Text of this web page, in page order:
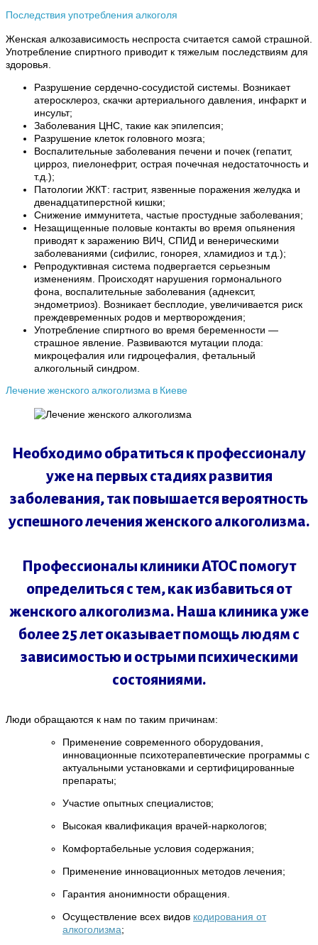
Последствия употребления алкоголя
Женская алкозависимость неспроста считается самой страшной.
Употребление спиртного приводит к тяжелым последствиям для
здоровья.
Разрушение сердечно-сосудистой системы. Возникает
атеросклероз, скачки артериального давления, инфаркт и
инсульт;
Заболевания ЦНС, такие как эпилепсия;
Разрушение клеток головного мозга;
Воспалительные заболевания печени и почек (гепатит,
цирроз, пиелонефрит, острая почечная недостаточность и
т.д.);
Патологии ЖКТ: гастрит, язвенные поражения желудка и
двенадцатиперстной кишки;
Снижение иммунитета, частые простудные заболевания;
Незащищенные половые контакты во время опьянения
приводят к заражению ВИЧ, СПИД и венерическими
заболеваниями (сифилис, гонорея, хламидиоз и т.д.);
Репродуктивная система подвергается серьезным
изменениям. Происходят нарушения гормонального
фона, воспалительные заболевания (аднексит,
эндометриоз). Возникает бесплодие, увеличивается риск
преждевременных родов и мертворождения;
Употребление спиртного во время беременности —
страшное явление. Развиваются мутации плода:
микроцефалия или гидроцефалия, фетальный
алкогольный синдром.
Лечение женского алкоголизма в Киеве
Необходимо обратиться к профессионалу
уже на первых стадиях развития
заболевания, так повышается вероятность
успешного лечения женского алкоголизма.
Профессионалы клиники АТОС помогут
определиться с тем, как избавиться от
женского алкоголизма. Наша клиника уже
более 25 лет оказывает помощь людям с
зависимостью и острыми психическими
состояниями.
Люди обращаются к нам по таким причинам:
Применение современного оборудования,
инновационные психотерапевтические программы с
актуальными установками и сертифицированные
препараты;
Участие опытных специалистов;
Высокая квалификация врачей-наркологов;
Комфортабельные условия содержания;
Применение инновационных методов лечения;
Гарантия анонимности обращения.
Осуществление всех видов кодирования от
алкоголизма;